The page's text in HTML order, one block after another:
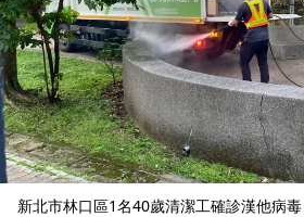
新北市林口區1名40歲清潔工確診漢他病